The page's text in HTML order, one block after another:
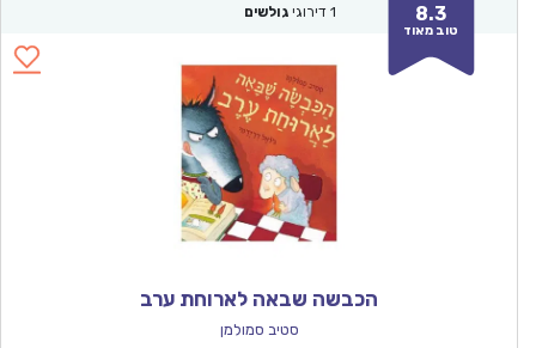
8.3
טוב מאוד
1 דירוגי גולשים
הכבשה שבאה לארוחת ערב
סטיב סמולמן